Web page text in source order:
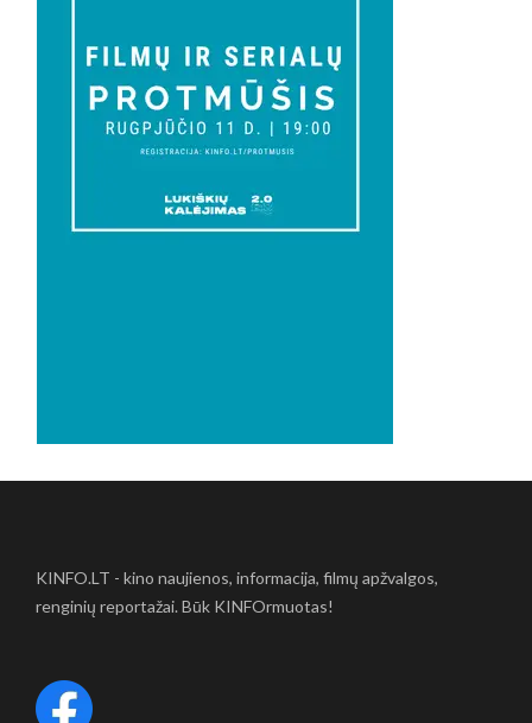
KINFO.LT - kino naujienos, informacija, filmų apžvalgos,
renginių reportažai. Būk KINFOrmuotas!